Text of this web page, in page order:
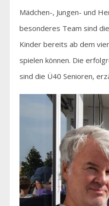
Mädchen-, Jungen- und
besonderes Team sind
Kinder bereits ab dem
spielen können. Die
sind die Ü40 Senioren,